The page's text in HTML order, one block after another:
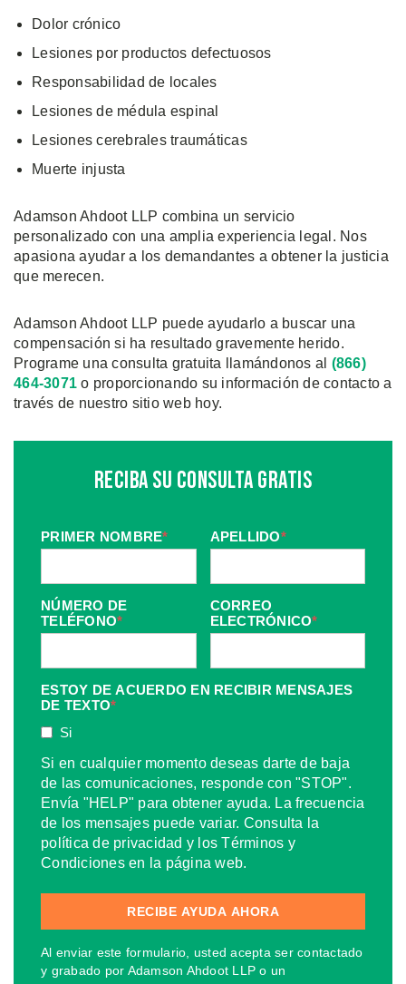
Dolor crónico
Lesiones por productos defectuosos
Responsabilidad de locales
Lesiones de médula espinal
Lesiones cerebrales traumáticas
Muerte injusta
Adamson Ahdoot LLP combina un servicio
personalizado con una amplia experiencia legal. Nos
apasiona ayudar a los demandantes a obtener la justicia
que merecen.
Adamson Ahdoot LLP puede ayudarlo a buscar una
compensación si ha resultado gravemente herido.
Programe una consulta gratuita llamándonos al (866)
464-3071 o proporcionando su información de contacto a
través de nuestro sitio web hoy.
Reciba Su Consulta Gratis
PRIMER NOMBRE* APELLIDO*
NÚMERO DE
TELÉFONO*
CORREO
ELECTRÓNICO*
ESTOY DE ACUERDO EN RECIBIR MENSAJES
DE TEXTO*
Si
Si en cualquier momento deseas darte de baja
de las comunicaciones, responde con "STOP".
Envía "HELP" para obtener ayuda. La frecuencia
de los mensajes puede variar. Consulta la
política de privacidad y los Términos y
Condiciones en la página web.
Al enviar este formulario, usted acepta ser contactado
y grabado por Adamson Ahdoot LLP o un